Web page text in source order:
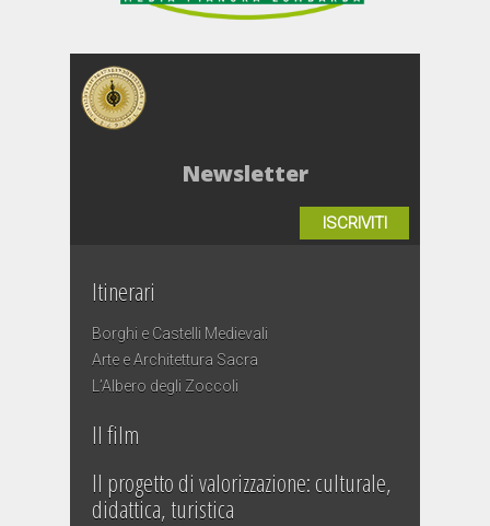
Newsletter
ISCRIVITI
Itinerari
Borghi e Castelli Medievali
Arte e Architettura Sacra
L’Albero degli Zoccoli
Il film
Il progetto di valorizzazione: culturale,
didattica, turistica